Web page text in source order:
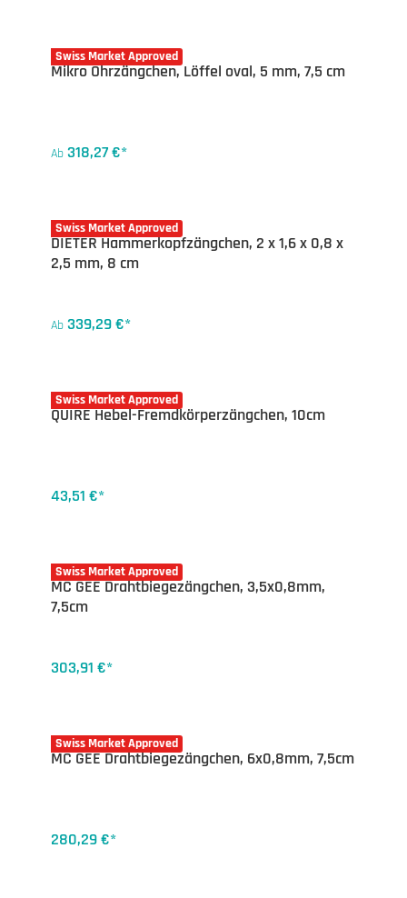
Swiss Market Approved
20-5067X
Mikro Ohrzängchen, Löffel oval, 5 mm, 7,5 cm
Ab 318,27 €*
Swiss Market Approved
20-5085X
DIETER Hammerkopfzängchen, 2 x 1,6 x 0,8 x
2,5 mm, 8 cm
Ab 339,29 €*
Swiss Market Approved
20-4851.10
QUIRE Hebel-Fremdkörperzängchen, 10cm
43,51 €*
Swiss Market Approved
20-5070.50
MC GEE Drahtbiegezängchen, 3,5x0,8mm,
7,5cm
303,91 €*
Swiss Market Approved
20-5071.40
MC GEE Drahtbiegezängchen, 6x0,8mm, 7,5cm
280,29 €*